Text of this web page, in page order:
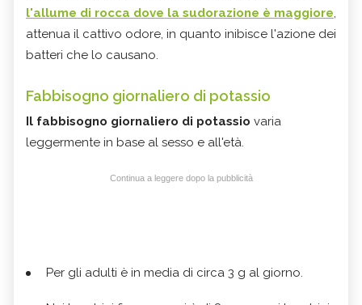
l'allume di rocca dove la sudorazione è maggiore,
attenua il cattivo odore, in quanto inibisce l'azione dei
batteri che lo causano.
Fabbisogno giornaliero di potassio
Il fabbisogno giornaliero di potassio varia
leggermente in base al sesso e all'età.
Continua a leggere dopo la pubblicità
Per gli adulti è in media di circa 3 g al giorno.